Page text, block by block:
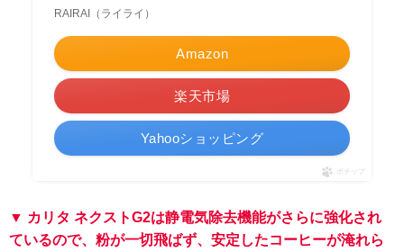
RAIRAI（ライライ）
Amazon
楽天市場
Yahooショッピング
ポチップ
▼ カリタ ネクストG2は静電気除去機能がさらに強化され
ているので、粉が一切飛ばず、安定したコーヒーが淹れら